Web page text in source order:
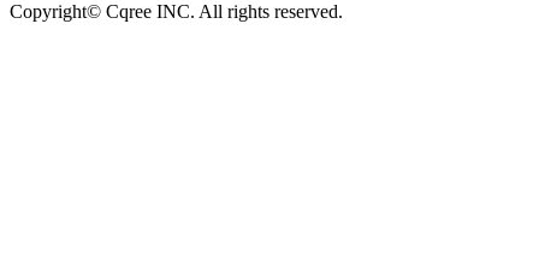
Copyright© Cqree INC. All rights reserved.